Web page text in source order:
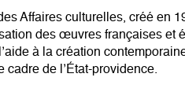
Affaires culturelles, créé en
des œuvres françaises et
à la création
cadre de l’État-providence.